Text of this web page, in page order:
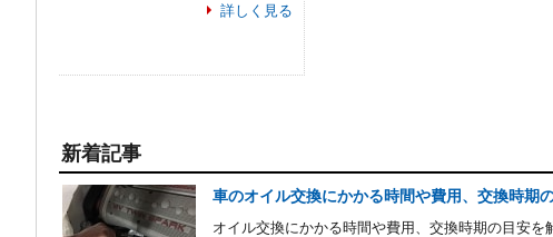
詳しく見る
新着記事
車のオイル交換にかかる時間や費用、交換時期
オイル交換にかかる時間や費用、交換時期の目安